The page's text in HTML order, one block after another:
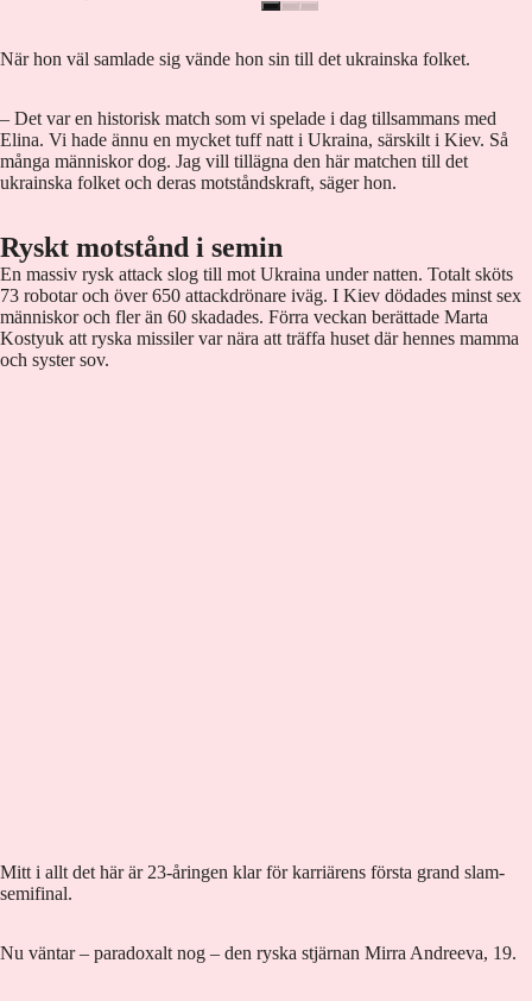
När hon väl samlade sig vände hon sin till det ukrainska folket.
– Det var en historisk match som vi spelade i dag tillsammans med
Elina. Vi hade ännu en mycket tuff natt i Ukraina, särskilt i Kiev. Så
många människor dog. Jag vill tillägna den här matchen till det
ukrainska folket och deras motståndskraft, säger hon.
Ryskt motstånd i semin
En massiv rysk attack slog till mot Ukraina under natten. Totalt sköts
73 robotar och över 650 attackdrönare iväg. I Kiev dödades minst sex
människor och fler än 60 skadades. Förra veckan berättade Marta
Kostyuk att ryska missiler var nära att träffa huset där hennes mamma
och syster sov.
Mitt i allt det här är 23-åringen klar för karriärens första grand slam-
semifinal.
Nu väntar – paradoxalt nog – den ryska stjärnan Mirra Andreeva, 19.